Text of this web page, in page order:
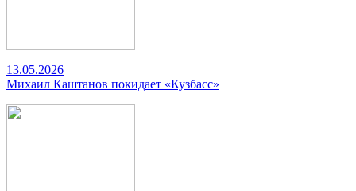
13.05.2026
Михаил Каштанов покидает «Кузбасс»